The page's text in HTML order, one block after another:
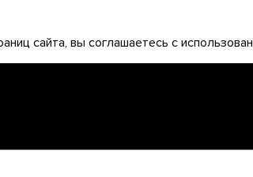
сайта, вы соглашаетесь с